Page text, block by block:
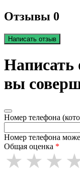
Отзывы 0
Написать отзыв
Написать
вы
Номер телефона
Номер телефона
Общая оценка *